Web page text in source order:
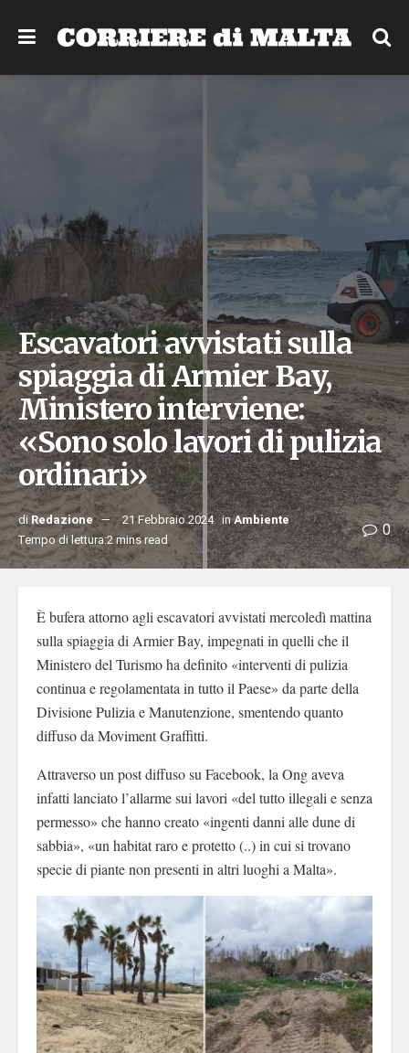
Escavatori avvistati sulla
spiaggia di Armier Bay,
Ministero interviene:
«Sono solo lavori di pulizia
ordinari»
di Redazione 21 Febbraio 2024 inAmbiente
Tempo di lettura:2 mins read
0
È bufera attorno agli escavatori avvistati mercoledì mattina
sulla spiaggia di Armier Bay, impegnati in quelli che il
Ministero del Turismo ha definito «interventi di pulizia
continua e regolamentata in tutto il Paese» da parte della
Divisione Pulizia e Manutenzione, smentendo quanto
diffuso da Moviment Graffitti.
Attraverso un post diffuso su Facebook, la Ong aveva
infatti lanciato l’allarme sui lavori «del tutto illegali e senza
permesso» che hanno creato «ingenti danni alle dune di
sabbia», «un habitat raro e protetto (..) in cui si trovano
specie di piante non presenti in altri luoghi a Malta».